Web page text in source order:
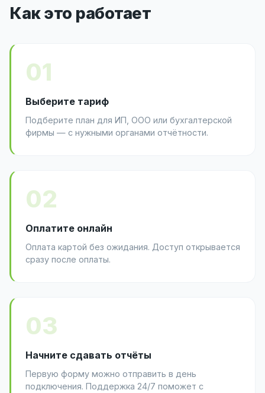
Как это работает
01
Выберите тариф
Подберите план для ИП, ООО или бухгалтерской
фирмы — с нужными органами отчётности.
02
Оплатите онлайн
Оплата картой без ожидания. Доступ открывается
сразу после оплаты.
03
Начните сдавать отчёты
Первую форму можно отправить в день
подключения. Поддержка 24/7 поможет с